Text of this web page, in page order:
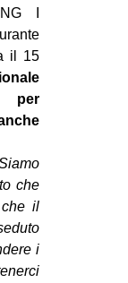
I
il 15
per
che
che il
i